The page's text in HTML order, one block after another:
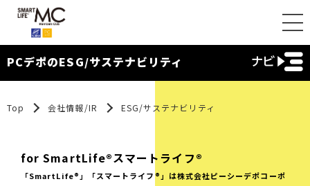
PCデポのESG/サステナビリティ
Top 会社情報/IR ESG/サステナビリティ
for SmartLife®スマートライフ®
「SmartLife®」「スマートライフ®」は株式会社ピーシーデポコーポ